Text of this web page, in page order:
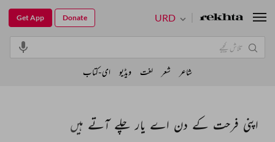
اپنی فرحت کے دن اے یار چلے آتے ہیں
URD
Get App Donate
شاعر شعر لغت ویڈیو ای-کتاب